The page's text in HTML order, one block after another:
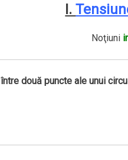
I.
Noţiuni
între două puncte ale unui